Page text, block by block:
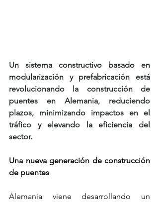
Un sistema constructivo basado en
modularización y prefabricación está
revolucionando la construcción de
puentes en Alemania, reduciendo
plazos, minimizando impactos en el
tráfico y elevando la eficiencia del
sector.
Una nueva generación de construcción
de puentes
Alemania viene desarrollando un